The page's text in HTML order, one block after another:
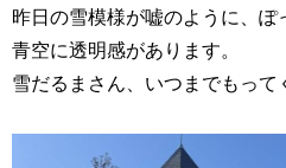
昨日の雪模様が嘘のように、ぽ
青空に透明感があります。
雪だるまさん、いつまでもって